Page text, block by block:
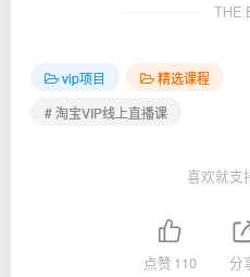
THE
vip项目
精选课程
# 淘宝VIP线上直播课
喜欢就支
点赞 110 分